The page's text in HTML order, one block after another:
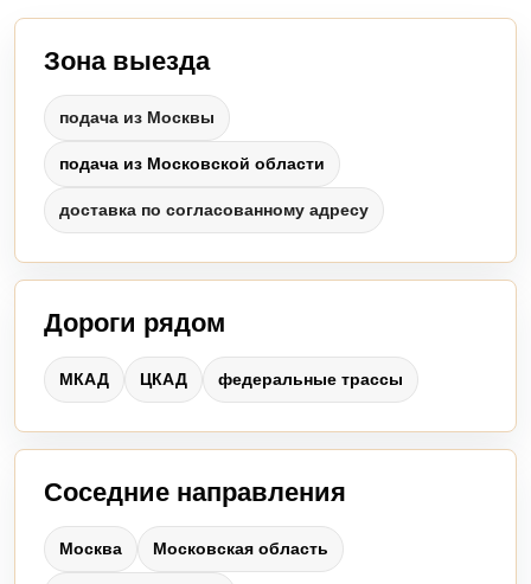
Зона выезда
подача из Москвы
подача из Московской области
доставка по согласованному адресу
Дороги рядом
МКАД ЦКАД федеральные трассы
Соседние направления
Москва Московская область